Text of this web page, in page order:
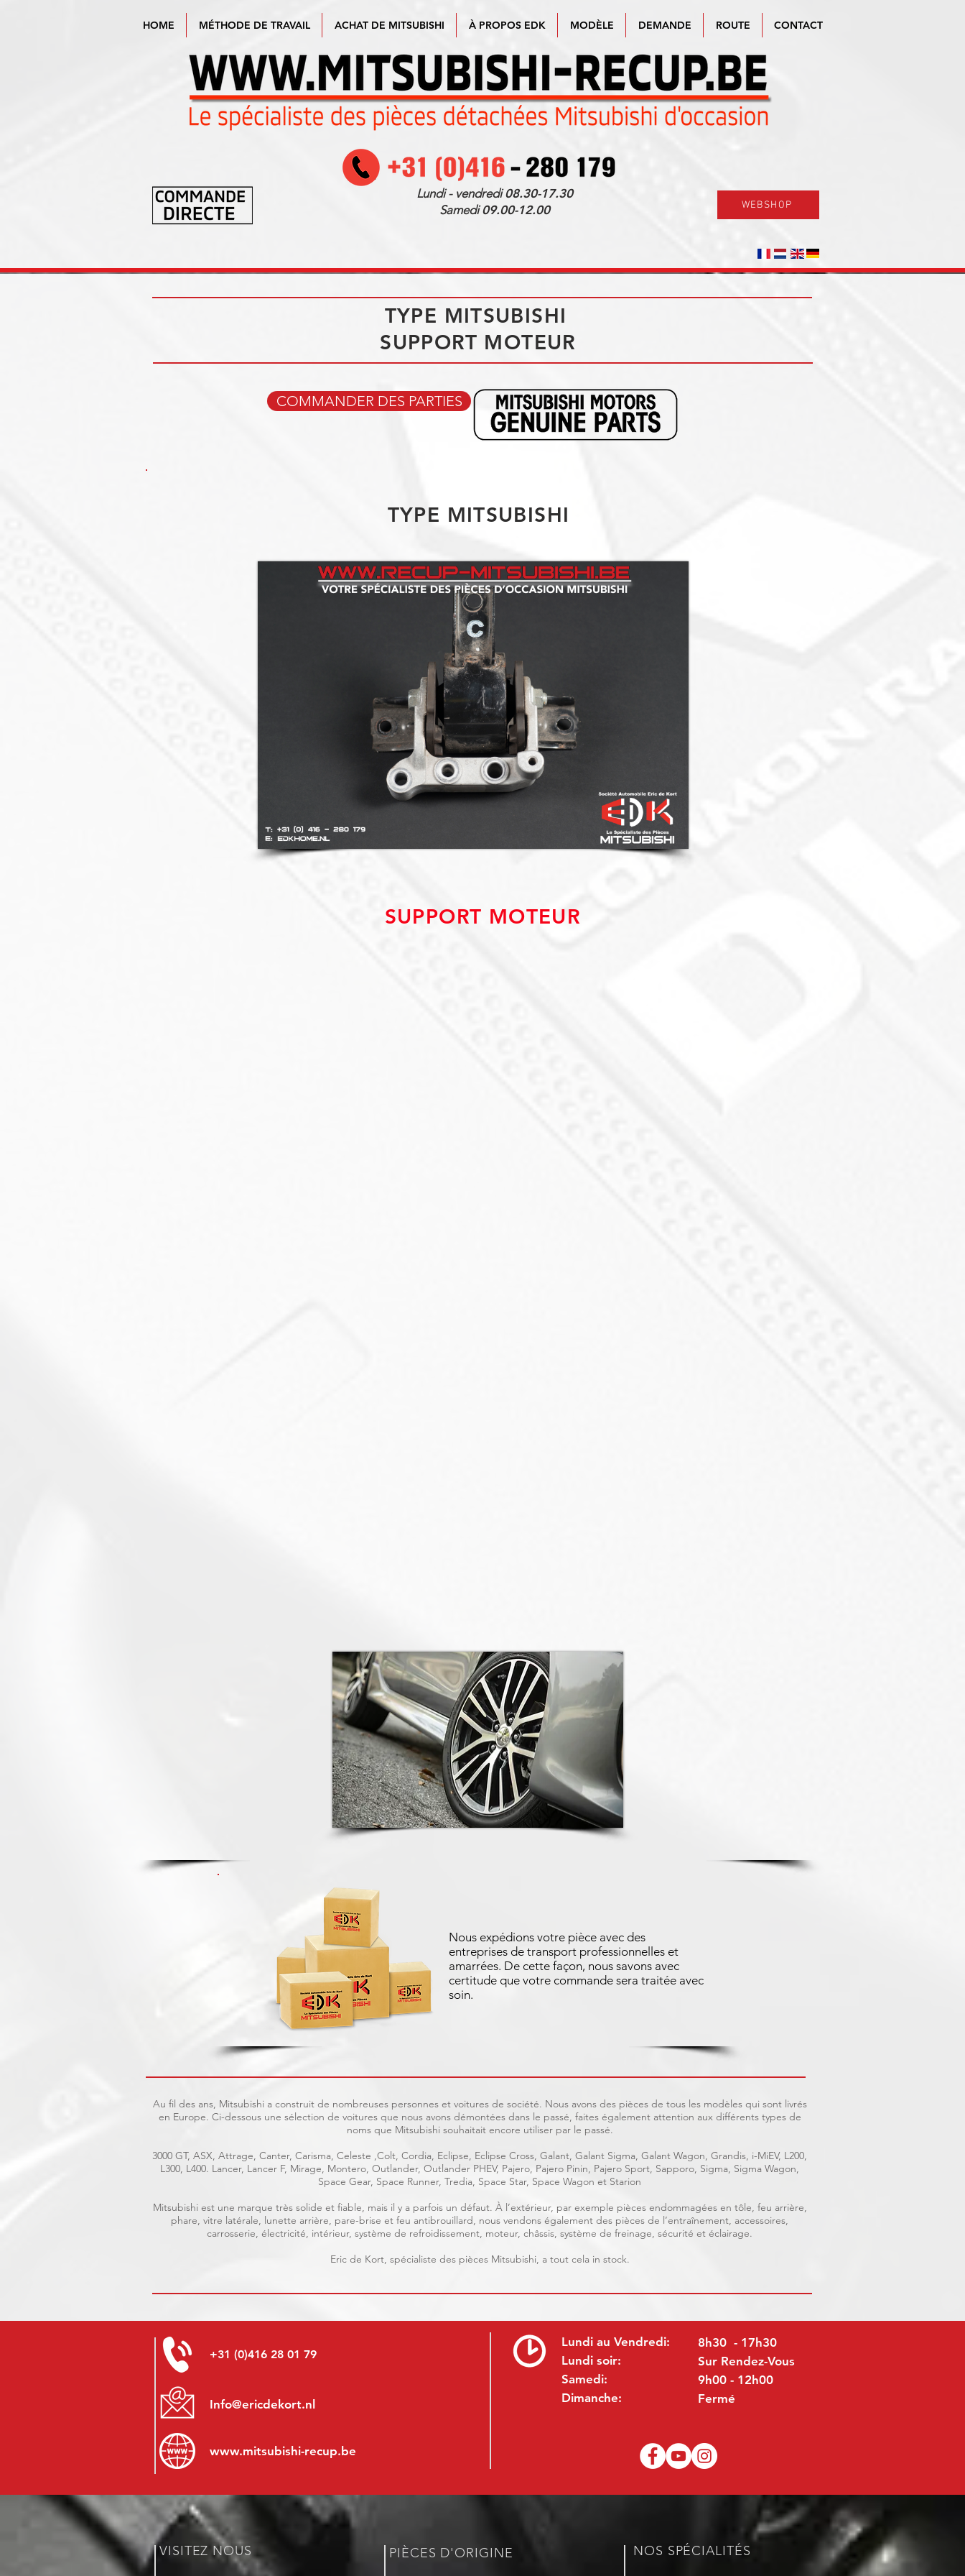
HOME MÉTHODE DE TRAVAIL ACHAT DE MITSUBISHI À PROPOS EDK MODÈLE DEMANDE ROUTE CONTACT
Lundi - vendredi08.30-17.30
Samedi09.00-12.00 WEBSHOP
TYPE MITSUBISHI
SUPPORT MOTEUR
TYPE MITSUBISHI
SUPPORT MOTEUR
Nous expédions votre pièce avec des
entreprises de transport professionnelles et
amarrées. De cette façon, nous savons avec
certitude que votre commande sera traitée avec
soin.
Au fil des ans, Mitsubishi a construit de nombreuses personnes et voitures de société. Nous avons des pièces de tous les modèles qui sont livrés
en Europe. Ci-dessous une sélection de voitures que nous avons démontées dans le passé, faites également attention aux différents types de
noms que Mitsubishi souhaitait encore utiliser par le passé.
3000 GT, ASX, Attrage, Canter, Carisma, Celeste ,Colt, Cordia, Eclipse, Eclipse Cross, Galant, Galant Sigma, Galant Wagon, Grandis, i-MiEV, L200,
L300, L400. Lancer, Lancer F, Mirage, Montero, Outlander, Outlander PHEV, Pajero, Pajero Pinin, Pajero Sport, Sapporo, Sigma, Sigma Wagon,
Space Gear, Space Runner, Tredia, Space Star, Space Wagon et Starion
Mitsubishi est une marque très solide et fiable, mais il y a parfois un défaut. À l’extérieur, par exemple pièces endommagées en tôle, feu arrière,
phare, vitre latérale, lunette arrière, pare-brise et feu antibrouillard, nous vendons également des pièces de l’entraînement, accessoires,
carrosserie, électricité, intérieur, système de refroidissement, moteur, châssis, système de freinage, sécurité et éclairage.
Eric de Kort, spécialiste des pièces Mitsubishi, a tout cela in stock.
COMMANDER DES PARTIES
Info@ericdekort.nl
www.mitsubishi-recup.be
+31 (0)416 28 01 79
Lundi au Vendredi:
Lundi soir:
Samedi:
Dimanche:
8h30 - 17h30
Sur Rendez-Vous
9h00 - 12h00
Fermé
VISITEZ NOUS PIÈCES D'ORIGINE NOS SPÉCIALITÉS